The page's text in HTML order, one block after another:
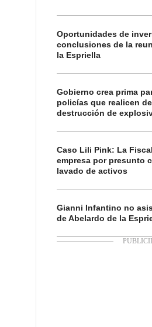
Oportunidades de
conclusiones de la
la Espriella
Gobierno crea prima
policías que realicen
destrucción de
Caso Lili Pink: La
empresa por presunto
lavado de activos
Gianni Infantino no
de Abelardo de la